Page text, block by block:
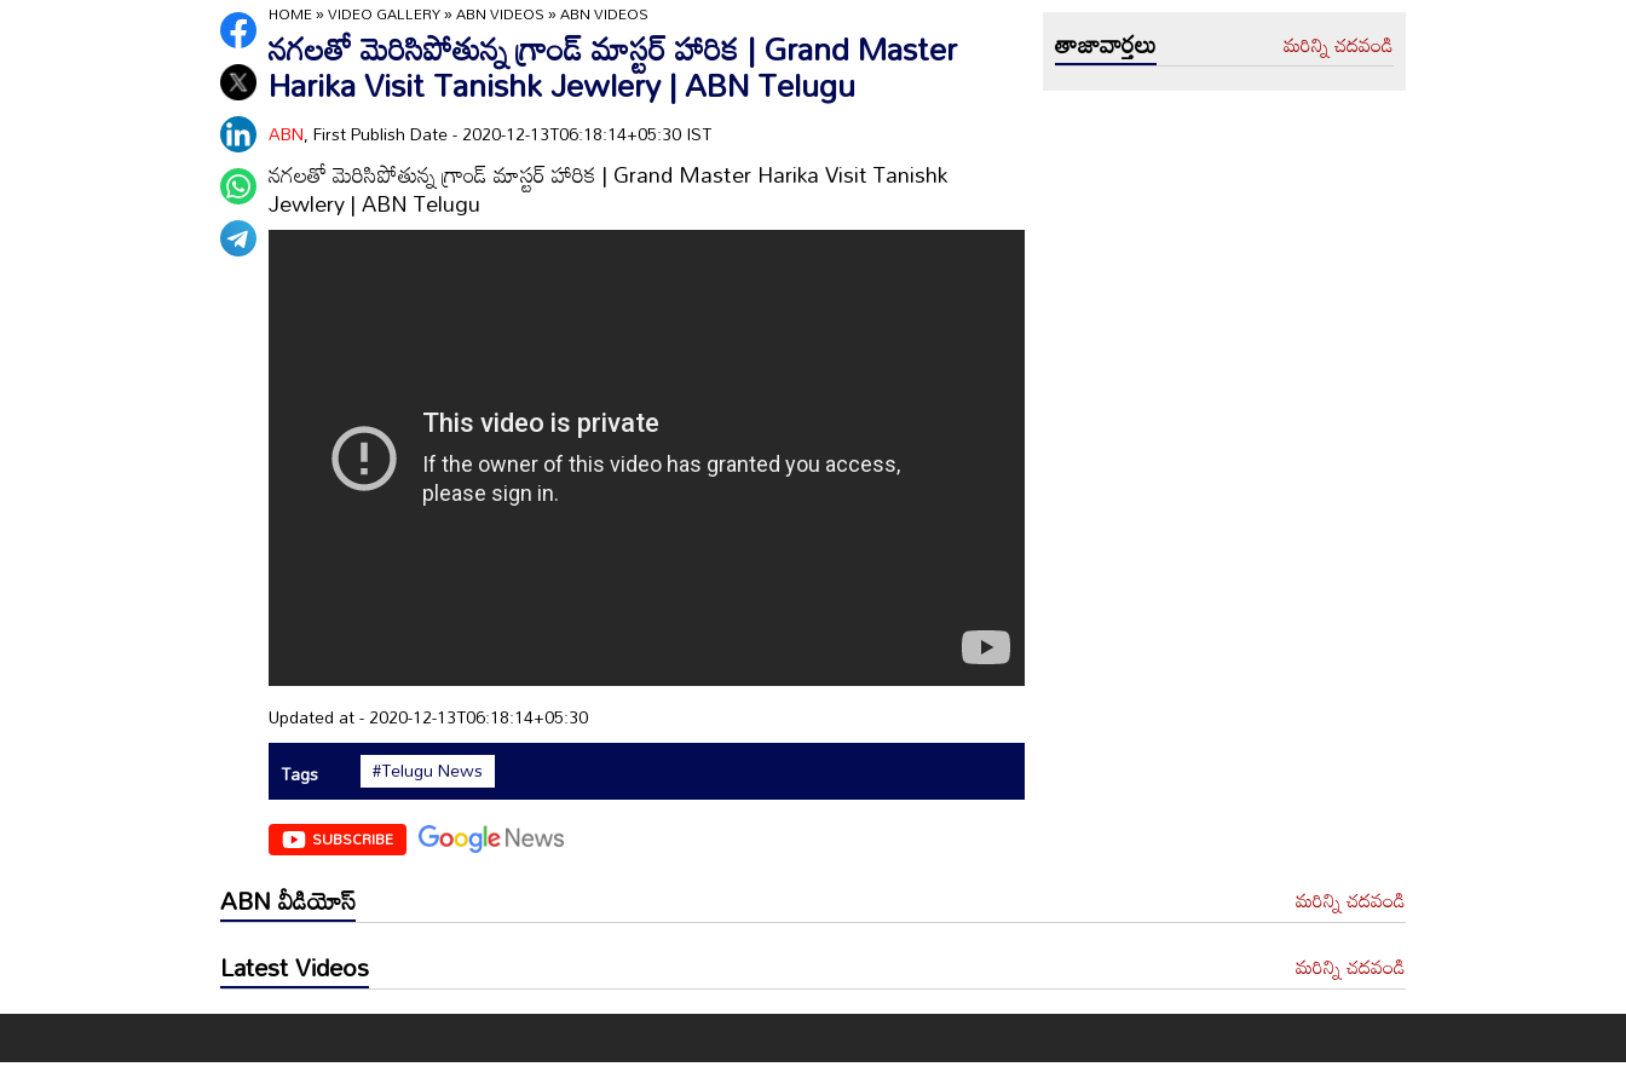
HOME»VIDEO GALLERY»ABN VIDEOS»ABN VIDEOS
నగలతో మెరిసిపోతున్న గ్రాండ్‌ మాస్టర్‌ హారిక | Grand Master
Harika Visit Tanishk Jewlery | ABN Telugu
ABN, First Publish Date - 2020-12-13T06:18:14+05:30 IST
నగలతో మెరిసిపోతున్న గ్రాండ్‌ మాస్టర్‌ హారిక | Grand Master Harika Visit Tanishk
Jewlery | ABN Telugu
Updated at - 2020-12-13T06:18:14+05:30
Tags
#Telugu News
SUBSCRIBE
తాజావార్తలు మరిన్ని చదవండి
ABN వీడియోస్ మరిన్ని చదవండి
Latest Videos మరిన్ని చదవండి